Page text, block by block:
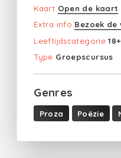
Kaart Open de kaart
Extra info Bezoek de
Leeftijdscategorie 18+
Type Groepscursus
Genres
Proza Poëzie